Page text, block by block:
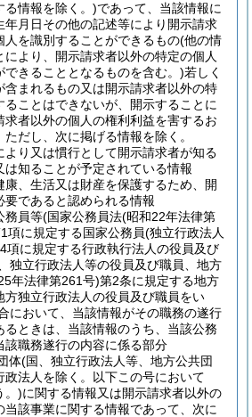
る情報を除く。)であって、当該情報に
年月日その他の記述等により開示請求
人を識別することができるもの(他の情
により、開示請求者以外の特定の個人
できることとなるものを含む。)若しく
含まれるもの又は開示請求者以外の特
ることはできないが、開示することに
求者以外の個人の権利利益を害するお
ただし、次に掲げる情報を除く。
より又は慣行として開示請求者が知る
は知ることが予定されている情報
康、生活又は財産を保護するため、開
要であると認められる情報
務員等(国家公務員法(昭和22年法律第
項に規定する国家公務員(独立行政法人
項に規定する行政執行法人の役員及び
、独立行政法人等の役員及び職員、地方
年法律第261号)第2条に規定する地方
方独立行政法人の役員及び職員をい
において、当該情報がその職務の遂行
るときは、当該情報のうち、当該公務
該職務遂行の内容に係る部分
体(国、独立行政法人等、地方公共団
政法人を除く。以下この号において
。)に関する情報又は開示請求者以外の
当該事業に関する情報であって、次に